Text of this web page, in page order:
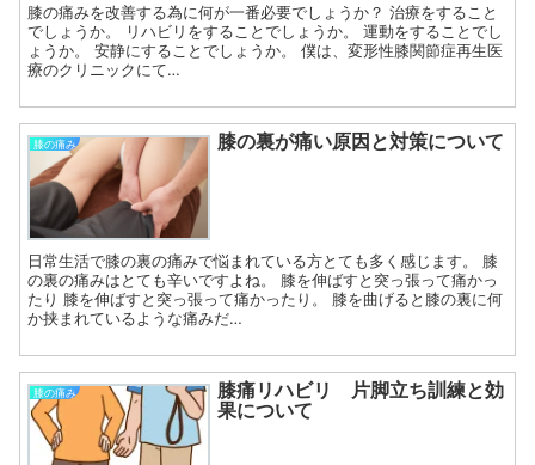
膝の痛みを改善する為に何が一番必要でしょうか？ 治療をすること
でしょうか。 リハビリをすることでしょうか。 運動をすることでし
ょうか。 安静にすることでしょうか。 僕は、変形性膝関節症再生医
療のクリニックにて…
膝の痛み 膝の裏が痛い原因と対策について
日常生活で膝の裏の痛みで悩まれている方とても多く感じます。 膝
の裏の痛みはとても辛いですよね。 膝を伸ばすと突っ張って痛かっ
たり 膝を伸ばすと突っ張って痛かったり。 膝を曲げると膝の裏に何
か挟まれているような痛みだ…
膝の痛み
膝痛リハビリ 片脚立ち訓練と効
果について